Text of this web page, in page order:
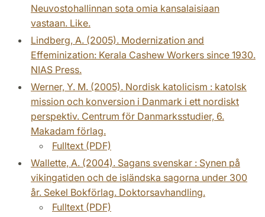
Neuvostohallinnan sota omia kansalaisiaan
vastaan. Like.
Lindberg, A. (2005). Modernization and
Effeminization: Kerala Cashew Workers since 1930.
NIAS Press.
Werner, Y. M. (2005). Nordisk katolicism : katolsk
mission och konversion i Danmark i ett nordiskt
perspektiv. Centrum för Danmarksstudier, 6.
Makadam förlag.
Fulltext (PDF)
Wallette, A. (2004). Sagans svenskar : Synen på
vikingatiden och de isländska sagorna under 300
år. Sekel Bokförlag. Doktorsavhandling.
Fulltext (PDF)